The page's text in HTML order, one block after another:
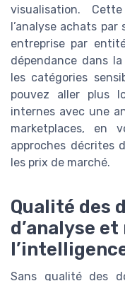
visualisation.
l’analyse achats
entreprise par
dépendance dans
les catégories
pouvez aller plus
internes avec une
marketplaces, en
approches décrites
les prix de marché.
Qualité des
d’analyse et
Sans qualité des